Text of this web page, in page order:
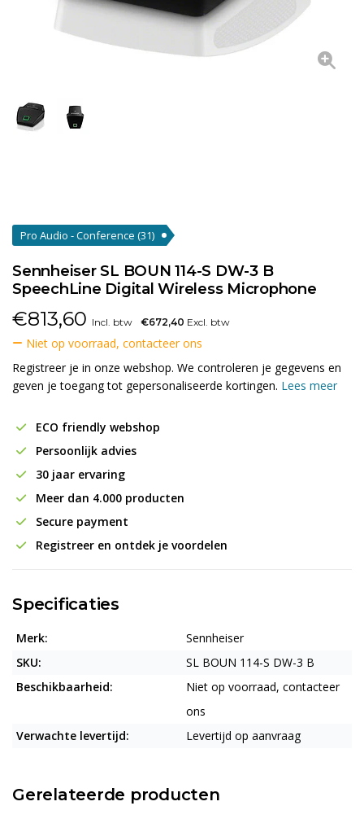
Pro Audio - Conference (31)
Sennheiser SL BOUN 114-S DW-3 B
SpeechLine Digital Wireless Microphone
€813,60 Incl. btw €672,40 Excl. btw
Niet op voorraad, contacteer ons
Registreer je in onze webshop. We controleren je gegevens en
geven je toegang tot gepersonaliseerde kortingen. Lees meer
ECO friendly webshop
Persoonlijk advies
30 jaar ervaring
Meer dan 4.000 producten
Secure payment
Registreer en ontdek je voordelen
Specificaties
Merk:
Sennheiser
SKU:
SL BOUN 114-S DW-3 B
Beschikbaarheid:
Niet op voorraad, contacteer
ons
Verwachte levertijd:
Levertijd op aanvraag
Gerelateerde producten